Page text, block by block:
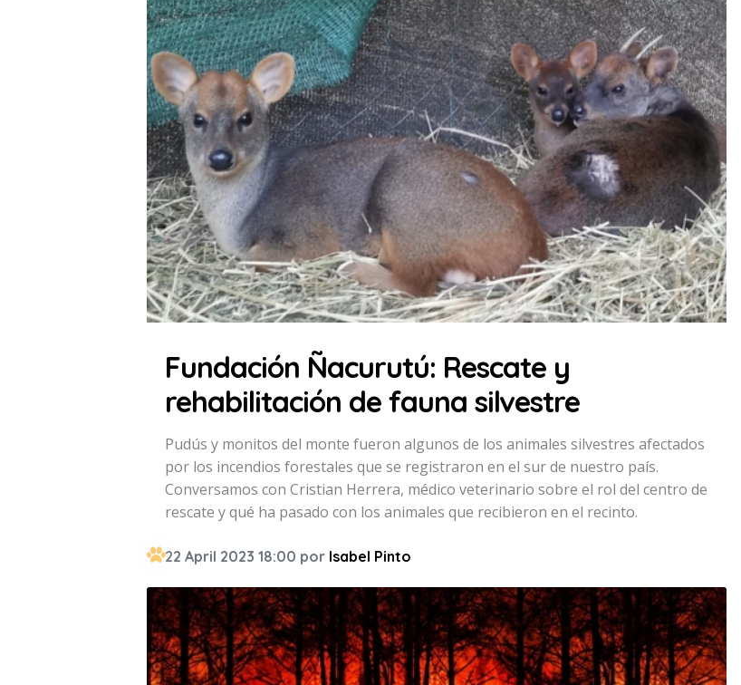
Fundación Ñacurutú: Rescate y
rehabilitación de fauna silvestre
Pudús y monitos del monte fueron algunos de los animales silvestres afectados
por los incendios forestales que se registraron en el sur de nuestro país.
Conversamos con Cristian Herrera, médico veterinario sobre el rol del centro de
rescate y qué ha pasado con los animales que recibieron en el recinto.
22 April 2023 18:00 por Isabel Pinto